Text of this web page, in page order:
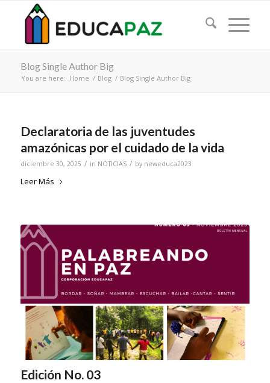
Blog Single Author Big
You are here: Home / Blog / Blog Single Author Big
Declaratoria de las juventudes
amazónicas por el cuidado de la vida
diciembre 30, 2025 / in NOTICIAS / by neweduca2023
Leer Más
Edición No. 03